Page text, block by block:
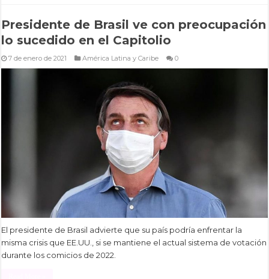
Presidente de Brasil ve con preocupación
lo sucedido en el Capitolio
7 de enero de 2021 América Latina y Caribe 0
El presidente de Brasil advierte que su país podría enfrentar la
misma crisis que EE.UU., si se mantiene el actual sistema de votación
durante los comicios de 2022.